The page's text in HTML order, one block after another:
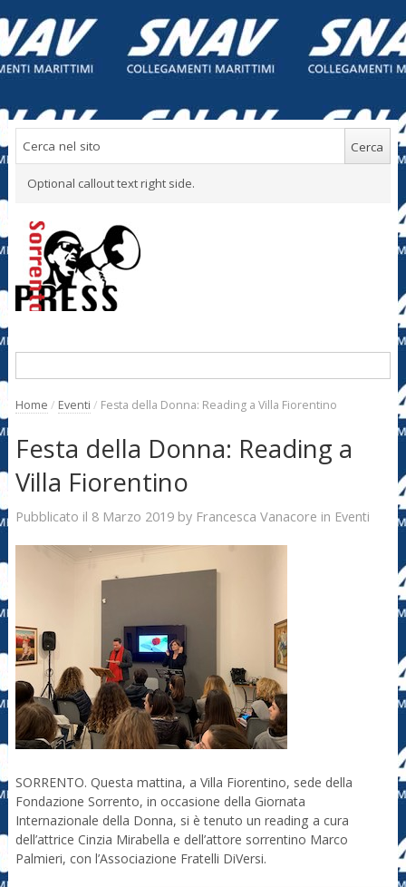
Optional callout text right side.
Home / Eventi / Festa della Donna: Reading a Villa Fiorentino
Festa della Donna: Reading a
Villa Fiorentino
Pubblicato il 8 Marzo 2019by Francesca Vanacore in Eventi
SORRENTO. Questa mattina, a Villa Fiorentino, sede della
Fondazione Sorrento, in occasione della Giornata
Internazionale della Donna, si è tenuto un reading a cura
dell’attrice Cinzia Mirabella e dell’attore sorrentino Marco
Palmieri, con l’Associazione Fratelli DiVersi.